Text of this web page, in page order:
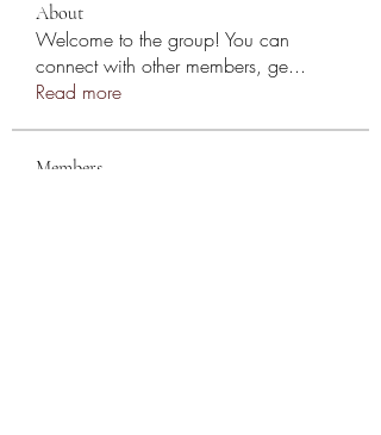
About
Welcome to the group! You can
connect with other members, ge...
Read more
Members